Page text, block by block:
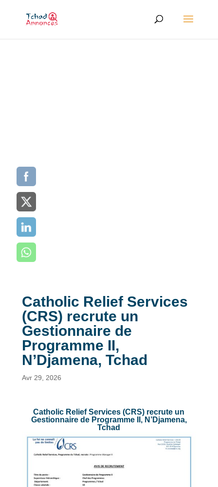
Catholic Relief Services
(CRS) recrute un
Gestionnaire de
Programme II,
N’Djamena, Tchad
Avr 29, 2026
Catholic Relief Services (CRS) recrute un
Gestionnaire de Programme II, N’Djamena,
Tchad